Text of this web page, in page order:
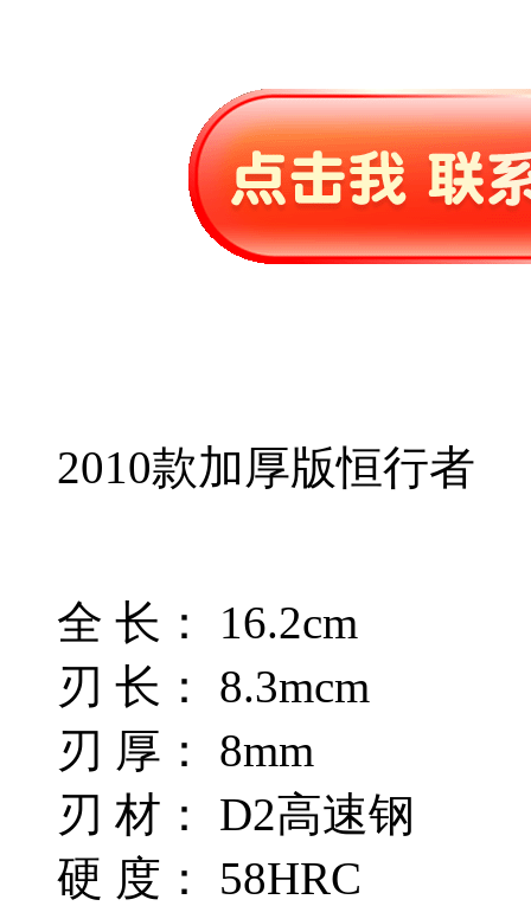
2010款加厚版恒行者
全 长： 16.2cm
刃 长： 8.3mcm
刃 厚： 8mm
刃 材： D2高速钢
硬 度： 58HRC